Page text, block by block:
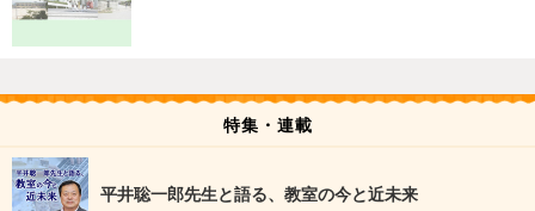
特集・連載
平井聡一郎先生と語る、教室の今と近未来